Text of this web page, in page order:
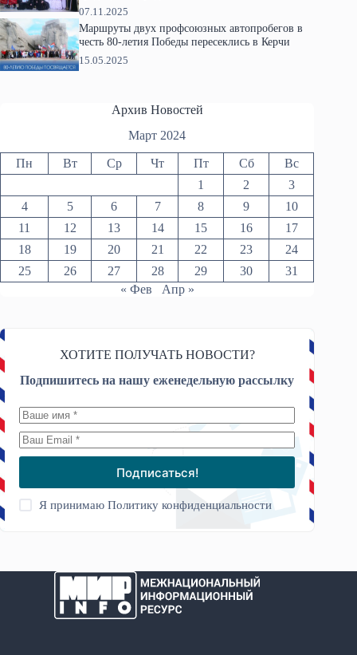
07.11.2025
Маршруты двух профсоюзных автопробегов в
честь 80-летия Победы пересеклись в Керчи
15.05.2025
Архив Новостей
Март 2024
Пн Вт Ср Чт Пт Сб
Вс
1
2
3
4
5 6 7 8 9
10
11
12 13 14 15 16
17
18
19 20 21 22 23
24
25
26 27 28 29 30
31
« Фев
Апр »
ХОТИТЕ ПОЛУЧАТЬ НОВОСТИ?
Подпишитесь на нашу еженедельную рассылку
Подписаться!
Я принимаюПолитику конфиденциальности